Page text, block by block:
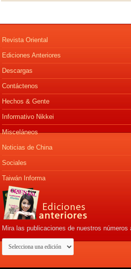
Revista Oriental
Ediciones Anteriores
Descargas
Contáctenos
Hechos & Gente
Informativo Nikkei
Misceláneos
Noticias de China
Sociales
Taiwán Informa
Mira las publicaciones de nuestros números